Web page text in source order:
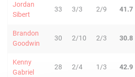
Jordan
Sibert
33 3/3 2/9 41.7
Brandon
Goodwin
30 2/10 2/3 30.8
Kenny
Gabriel
28 2/4 1/3 42.9